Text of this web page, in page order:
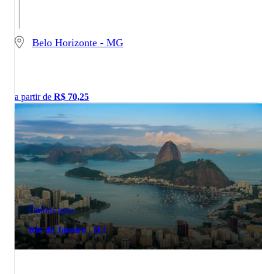
Belo Horizonte - MG
a partir de R$ 70,25
Ônibus para
Rio de Janeiro - RJ